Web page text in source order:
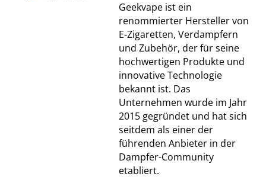
Geekvape ist ein
renommierter Hersteller von
E-Zigaretten, Verdampfern
und Zubehör, der für seine
hochwertigen Produkte und
innovative Technologie
bekannt ist. Das
Unternehmen wurde im Jahr
2015 gegründet und hat sich
seitdem als einer der
führenden Anbieter in der
Dampfer-Community
etabliert.